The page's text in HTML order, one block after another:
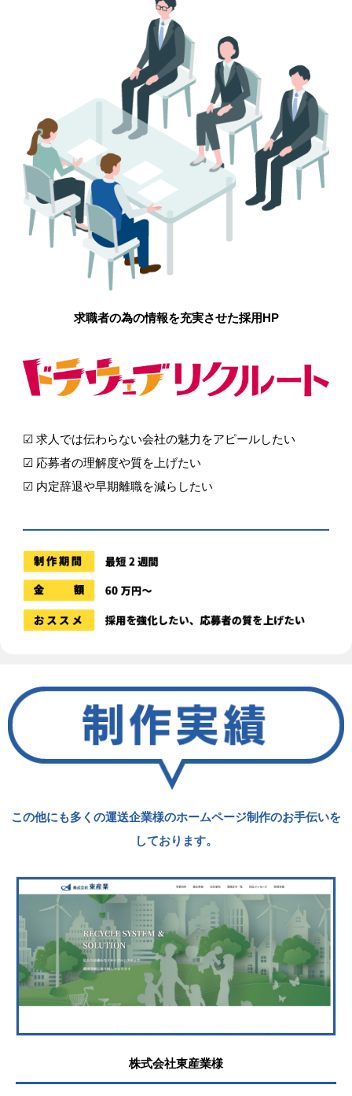
求職者の為の情報を充実させた採用HP
☑ 求人では伝わらない会社の魅力をアピールしたい
☑ 応募者の理解度や質を上げたい
☑ 内定辞退や早期離職を減らしたい
この他にも多くの運送企業様のホームページ制作のお手伝いを
しております。
株式会社東産業様